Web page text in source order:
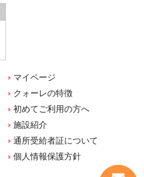
マイページ
クォーレの特徴
初めてご利用の方へ
施設紹介
通所受給者証について
個人情報保護方針